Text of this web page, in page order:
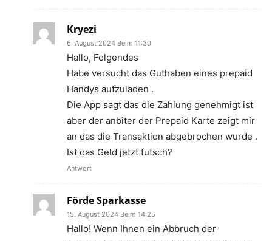
Kryezi
6. August 2024 Beim 11:30
Hallo, Folgendes
Habe versucht das Guthaben eines prepaid
Handys aufzuladen .
Die App sagt das die Zahlung genehmigt ist
aber der anbiter der Prepaid Karte zeigt mir
an das die Transaktion abgebrochen wurde .
Ist das Geld jetzt futsch?
Antwort
Förde Sparkasse
15. August 2024 Beim 14:25
Hallo! Wenn Ihnen ein Abbruch der